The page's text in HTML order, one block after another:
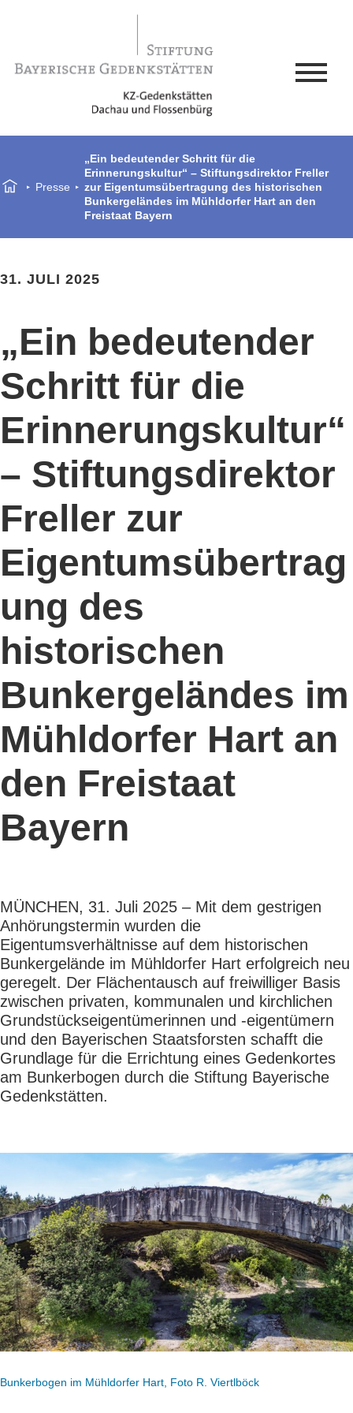
Presse
„Ein bedeutender Schritt für die
Erinnerungskultur“ – Stiftungsdirektor Freller
zur Eigentumsübertragung des historischen
Bunkergeländes im Mühldorfer Hart an den
Freistaat Bayern
31. JULI 2025
„Ein bedeutender
Schritt für die
Erinnerungskultur“
– Stiftungsdirektor
Freller zur
Eigentumsübertrag
ung des
historischen
Bunkergeländes im
Mühldorfer Hart an
den Freistaat
Bayern
MÜNCHEN, 31. Juli 2025 – Mit dem gestrigen
Anhörungstermin wurden die
Eigentumsverhältnisse auf dem historischen
Bunkergelände im Mühldorfer Hart erfolgreich neu
geregelt. Der Flächentausch auf freiwilliger Basis
zwischen privaten, kommunalen und kirchlichen
Grundstückseigentümerinnen und -eigentümern
und den Bayerischen Staatsforsten schafft die
Grundlage für die Errichtung eines Gedenkortes
am Bunkerbogen durch die Stiftung Bayerische
Gedenkstätten.
Bunkerbogen im Mühldorfer Hart, Foto R. Viertlböck